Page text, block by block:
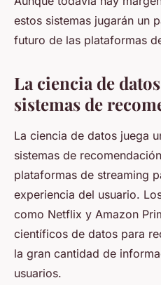
estos sistemas jugarán un
futuro de las plataformas
La ciencia de
sistemas de
La ciencia de datos juega
sistemas de
plataformas de streaming
experiencia del usuario.
como Netflix y Amazon
científicos de datos para
la gran cantidad de
usuarios.